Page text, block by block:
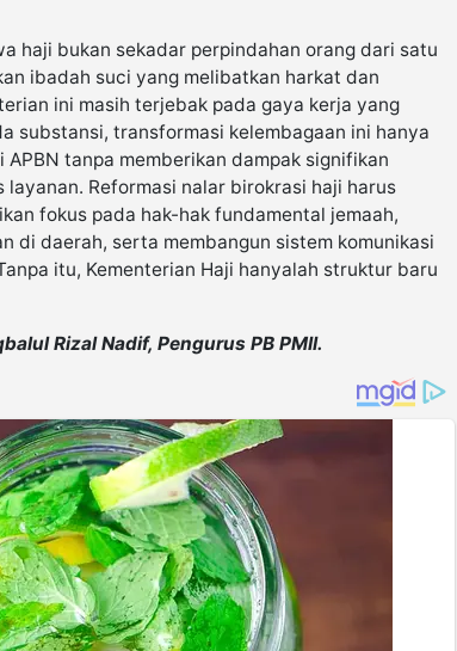
haji bukan sekadar perpindahan orang dari satu
ibadah suci yang melibatkan harkat dan
ini masih terjebak pada gaya kerja yang
substansi, transformasi kelembagaan ini hanya
tanpa memberikan dampak signifikan
Reformasi nalar birokrasi haji harus
fokus pada hak-hak fundamental jemaah,
di daerah, serta membangun sistem komunikasi
itu, Kementerian Haji hanyalah struktur baru
Rizal Nadif, Pengurus PB PMII.